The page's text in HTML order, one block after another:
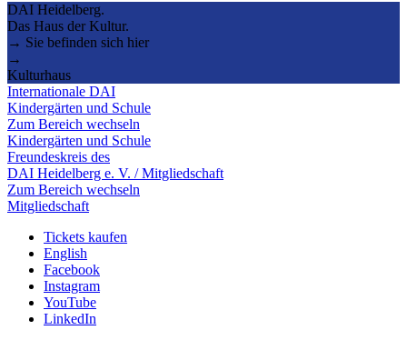
DAI Heidelberg.
Das Haus der Kultur.
→ Sie befinden sich hier
→
Kulturhaus
Internationale DAI
Kindergärten und Schule
Zum Bereich wechseln
Kindergärten und Schule
Freundeskreis des
DAI Heidelberg e. V. / Mitgliedschaft
Zum Bereich wechseln
Mitgliedschaft
Tickets kaufen
English
Facebook
Instagram
YouTube
LinkedIn